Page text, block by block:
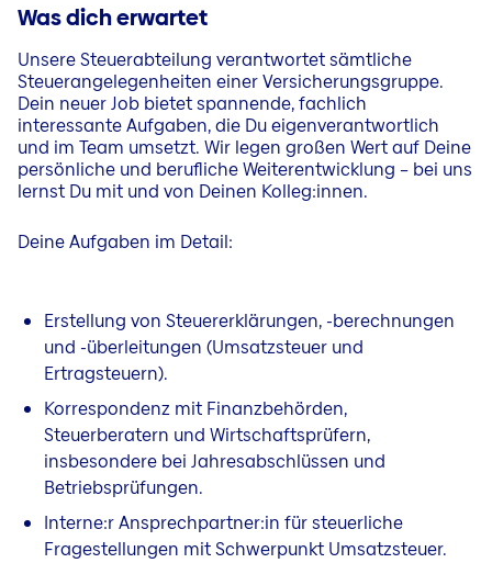
Was dich erwartet
Unsere Steuerabteilung verantwortet sämtliche
Steuerangelegenheiten einer Versicherungsgruppe.
Dein neuer Job bietet spannende, fachlich
interessante Aufgaben, die Du eigenverantwortlich
und im Team umsetzt. Wir legen großen Wert auf Deine
persönliche und berufliche Weiterentwicklung – bei uns
lernst Du mit und von Deinen Kolleg:innen.
Deine Aufgaben im Detail:
Erstellung von Steuererklärungen, -berechnungen
und -überleitungen (Umsatzsteuer und
Ertragsteuern).
Korrespondenz mit Finanzbehörden,
Steuerberatern und Wirtschaftsprüfern,
insbesondere bei Jahresabschlüssen und
Betriebsprüfungen.
Interne:r Ansprechpartner:in für steuerliche
Fragestellungen mit Schwerpunkt Umsatzsteuer.